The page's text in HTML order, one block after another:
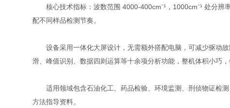
核心技术指标：波数范围 4000-400cm⁻¹，1000cm⁻¹ 处分辨
配不同样品检测节奏。
设备采用一体化大屏设计，无需额外搭配电脑，可减少驱动故
滑、峰值识别、数据四则运算等十余项分析功能，整机体积小巧，
适用领域包含石油化工、药品检验、环境监测、刑侦物证检测
方法指导资料。